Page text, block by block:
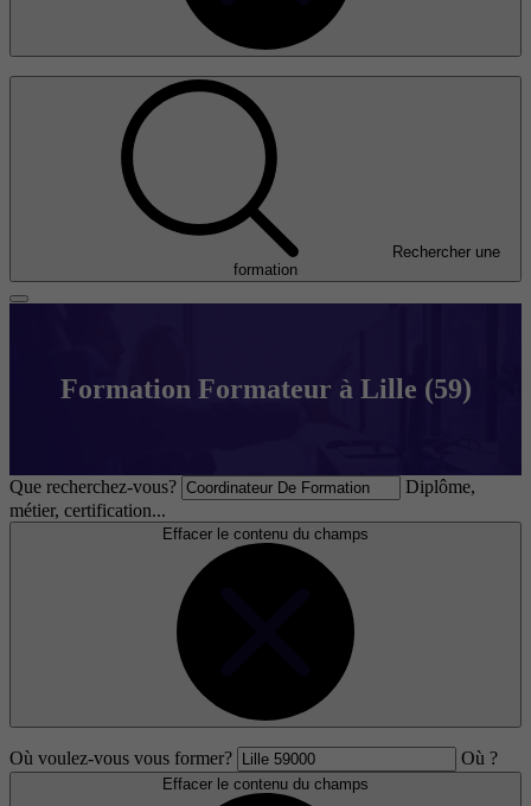
Rechercher une
formation
Formation Formateur à Lille (59)
Que recherchez-vous?
Diplôme,
métier, certification...
Effacer le contenu du champs
Où voulez-vous vous former? Où ?
Effacer le contenu du champs